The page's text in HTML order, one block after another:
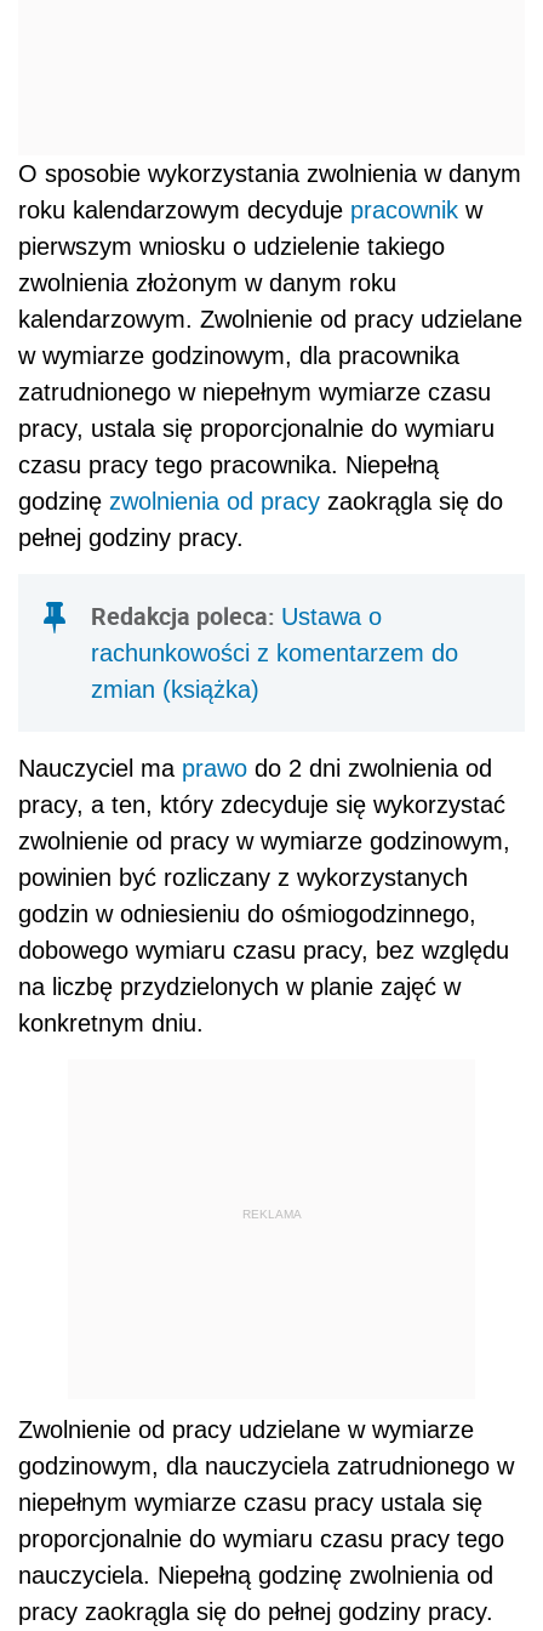
O sposobie wykorzystania zwolnienia w danym
roku kalendarzowym decyduje pracownik w
pierwszym wniosku o udzielenie takiego
zwolnienia złożonym w danym roku
kalendarzowym. Zwolnienie od pracy udzielane
w wymiarze godzinowym, dla pracownika
zatrudnionego w niepełnym wymiarze czasu
pracy, ustala się proporcjonalnie do wymiaru
czasu pracy tego pracownika. Niepełną
godzinę zwolnienia od pracy zaokrągla się do
pełnej godziny pracy.
Redakcja poleca: Ustawa o
rachunkowości z komentarzem do
zmian (książka)
Nauczyciel ma prawo do 2 dni zwolnienia od
pracy, a ten, który zdecyduje się wykorzystać
zwolnienie od pracy w wymiarze godzinowym,
powinien być rozliczany z wykorzystanych
godzin w odniesieniu do ośmiogodzinnego,
dobowego wymiaru czasu pracy, bez względu
na liczbę przydzielonych w planie zajęć w
konkretnym dniu.
REKLAMA
Zwolnienie od pracy udzielane w wymiarze
godzinowym, dla nauczyciela zatrudnionego w
niepełnym wymiarze czasu pracy ustala się
proporcjonalnie do wymiaru czasu pracy tego
nauczyciela. Niepełną godzinę zwolnienia od
pracy zaokrągla się do pełnej godziny pracy.